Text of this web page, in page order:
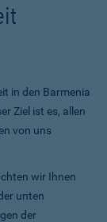
in den Barmenia
Ziel ist es, allen
von uns
wir Ihnen
unten
der